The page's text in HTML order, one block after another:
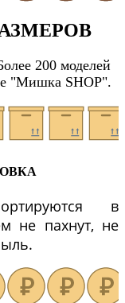
200 моделей
"Мишка SHOP".
в
не пахнут, не